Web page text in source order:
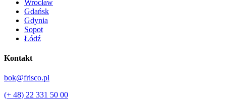
Wrocław
Gdańsk
Gdynia
Sopot
Łódź
Kontakt
bok@frisco.pl
(+ 48) 22 331 50 00